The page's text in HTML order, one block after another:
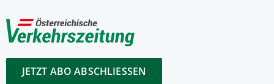
JETZT ABO ABSCHLIESSEN